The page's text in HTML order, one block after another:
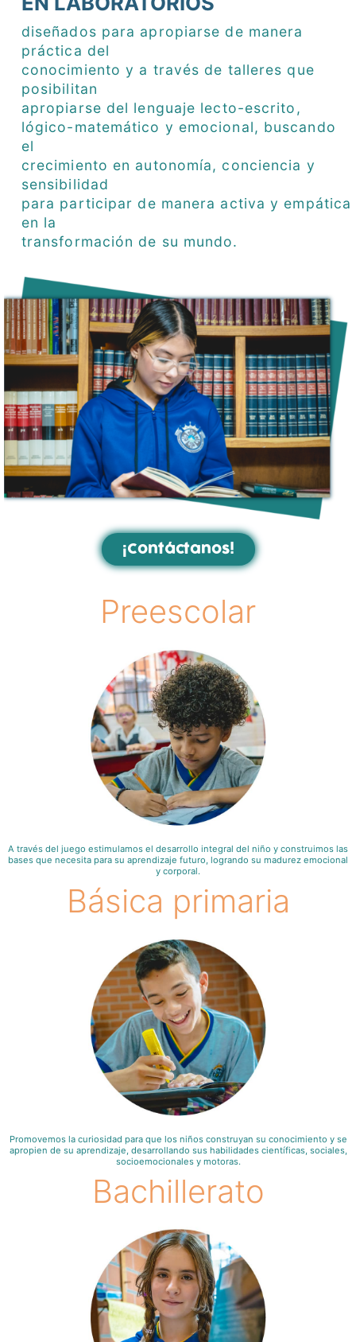
diseñados para apropiarse de manera
práctica del
conocimiento y a través de talleres que
posibilitan
apropiarse del lenguaje lecto-escrito,
lógico-matemático y emocional, buscando
el
crecimiento en autonomía, conciencia y
sensibilidad
para participar de manera activa y empática
en la
transformación de su mundo.
¡Contáctanos!
Preescolar
A través del juego estimulamos el desarrollo integral del niño y construimos las
bases que necesita para su aprendizaje futuro, logrando su madurez emocional
y corporal.
Básica primaria
Promovemos la curiosidad para que los niños construyan su conocimiento y se
apropien de su aprendizaje, desarrollando sus habilidades científicas, sociales,
socioemocionales y motoras.
Bachillerato